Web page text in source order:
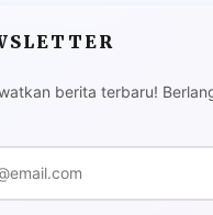
berita terbaru!